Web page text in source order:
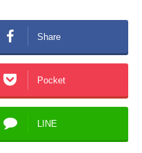
Share
Pocket
LINE